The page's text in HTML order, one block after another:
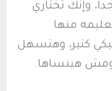
وإنك تختاري
منها
كتير، وهتسهل
هينساها.